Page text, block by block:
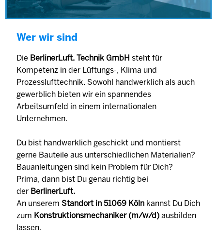
Wer wir sind
Die BerlinerLuft. Technik GmbH steht für
Kompetenz in der Lüftungs-, Klima und
Prozesslufttechnik. Sowohl handwerklich als auch
gewerblich bieten wir ein spannendes
Arbeitsumfeld in einem internationalen
Unternehmen.
Du bist handwerklich geschickt und montierst
gerne Bauteile aus unterschiedlichen Materialien?
Bauanleitungen sind kein Problem für Dich?
Prima, dann bist Du genau richtig bei
der BerlinerLuft.
An unserem Standort in 51069 Köln kannst Du Dich
zum Konstruktionsmechaniker (m/w/d) ausbilden
lassen.